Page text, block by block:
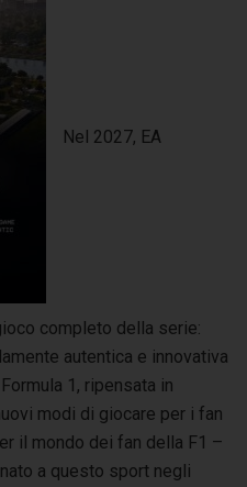
Nel 2027, EA
completo della serie:
autentica e innovativa
1, ripensata in
modi di giocare per i fan
il mondo dei fan della F1 –
a questo sport negli